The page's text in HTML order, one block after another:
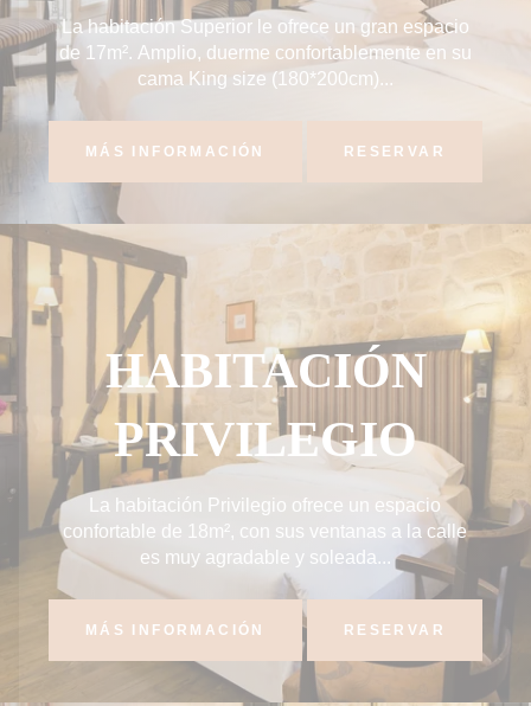
La habitación Superior le ofrece un gran espacio
de 17m². Amplio, duerme confortablemente en su
cama King size (180*200cm)...
MÁS INFORMACIÓN RESERVAR
HABITACIÓN
PRIVILEGIO
La habitación Privilegio ofrece un espacio
confortable de 18m², con sus ventanas a la calle
es muy agradable y soleada...
MÁS INFORMACIÓN RESERVAR